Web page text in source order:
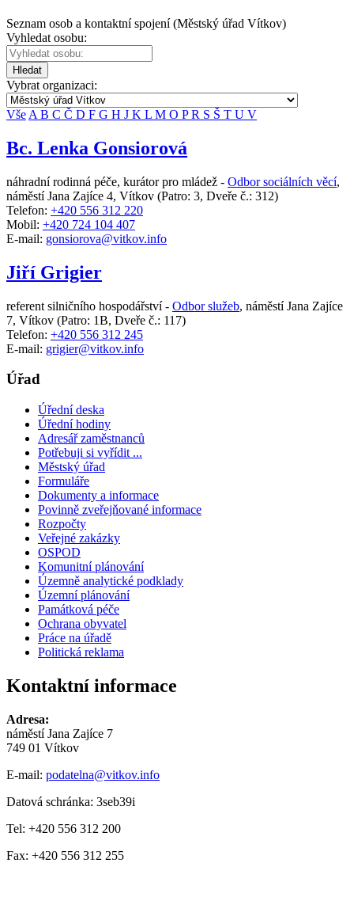
Seznam osob a kontaktní spojení (Městský úřad Vítkov)
Vyhledat osobu:
Hledat
Vybrat organizaci:
Vše A B C Č D F G H J K L M O PR S Š T U V
Bc. Lenka Gonsiorová
náhradní rodinná péče, kurátor pro mládež - Odbor sociálních věcí,
náměstí Jana Zajíce 4, Vítkov (Patro: 3, Dveře č.: 312)
Telefon: +420 556 312 220
Mobil: +420 724 104 407
E-mail: gonsiorova@vitkov.info
Jiří Grigier
referent silničního hospodářství - Odbor služeb, náměstí Jana Zajíce
7, Vítkov (Patro: 1B, Dveře č.: 117)
Telefon: +420 556 312 245
E-mail: grigier@vitkov.info
Úřad
Úřední deska
Úřední hodiny
Adresář zaměstnanců
Potřebuji si vyřídit ...
Městský úřad
Formuláře
Dokumenty a informace
Povinně zveřejňované informace
Rozpočty
Veřejné zakázky
OSPOD
Komunitní plánování
Územně analytické podklady
Územní plánování
Památková péče
Ochrana obyvatel
Práce na úřadě
Politická reklama
Kontaktní informace
Adresa:
náměstí Jana Zajíce 7
749 01 Vítkov
E-mail: podatelna@vitkov.info
Datová schránka: 3seb39i
Tel: +420 556 312 200
Fax: +420 556 312 255